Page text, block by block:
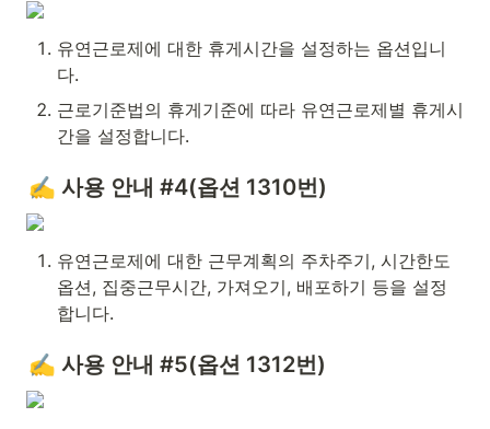
유연근로제에 대한 휴게시간을 설정하는 옵션입니
다.
근로기준법의 휴게기준에 따라 유연근로제별 휴게시
간을 설정합니다.
✍️ 사용 안내 #4(옵션 1310번)
유연근로제에 대한 근무계획의 주차주기, 시간한도
옵션, 집중근무시간, 가져오기, 배포하기 등을 설정
합니다.
✍️ 사용 안내 #5(옵션 1312번)